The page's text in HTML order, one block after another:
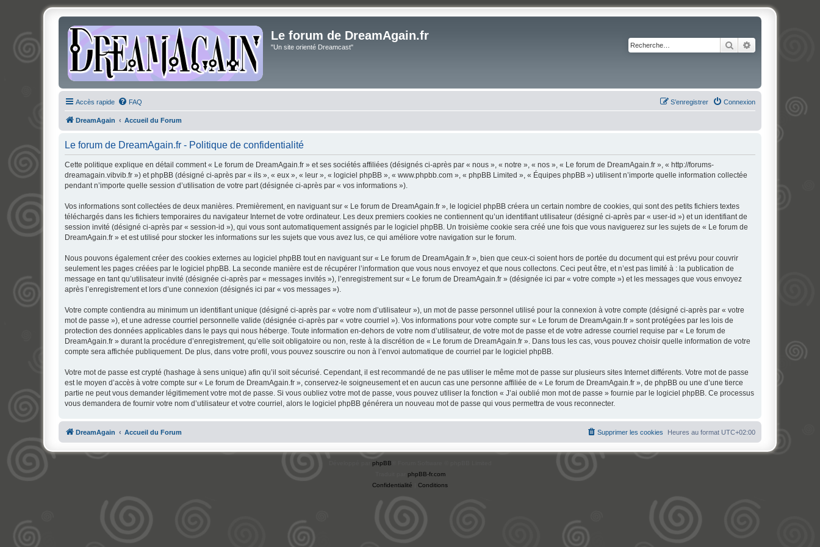
Le forum de DreamAgain.fr
"Un site orienté Dreamcast" Rechercher
Accès rapide FAQ Connexion
S’enregistrer
DreamAgain Accueil du Forum
Le forum de DreamAgain.fr - Politique de confidentialité
Cette politique explique en détail comment « Le forum de DreamAgain.fr » et ses sociétés affiliées (désignés ci-après par « nous », « notre », « nos », « Le forum de DreamAgain.fr », « http://forums-
dreamagain.vibvib.fr ») et phpBB (désigné ci-après par « ils », « eux », « leur », « logiciel phpBB », « www.phpbb.com », « phpBB Limited », « Équipes phpBB ») utilisent n’importe quelle information collectée
pendant n’importe quelle session d’utilisation de votre part (désignée ci-après par « vos informations »).
Vos informations sont collectées de deux manières. Premièrement, en naviguant sur « Le forum de DreamAgain.fr », le logiciel phpBB créera un certain nombre de cookies, qui sont des petits fichiers textes
téléchargés dans les fichiers temporaires du navigateur Internet de votre ordinateur. Les deux premiers cookies ne contiennent qu’un identifiant utilisateur (désigné ci-après par « user-id ») et un identifiant de
session invité (désigné ci-après par « session-id »), qui vous sont automatiquement assignés par le logiciel phpBB. Un troisième cookie sera créé une fois que vous naviguerez sur les sujets de « Le forum de
DreamAgain.fr » et est utilisé pour stocker les informations sur les sujets que vous avez lus, ce qui améliore votre navigation sur le forum.
Nous pouvons également créer des cookies externes au logiciel phpBB tout en naviguant sur « Le forum de DreamAgain.fr », bien que ceux-ci soient hors de portée du document qui est prévu pour couvrir
seulement les pages créées par le logiciel phpBB. La seconde manière est de récupérer l’information que vous nous envoyez et que nous collectons. Ceci peut être, et n’est pas limité à : la publication de
message en tant qu’utilisateur invité (désignée ci-après par « messages invités »), l’enregistrement sur « Le forum de DreamAgain.fr » (désignée ici par « votre compte ») et les messages que vous envoyez
après l’enregistrement et lors d’une connexion (désignés ici par « vos messages »).
Votre compte contiendra au minimum un identifiant unique (désigné ci-après par « votre nom d’utilisateur »), un mot de passe personnel utilisé pour la connexion à votre compte (désigné ci-après par « votre
mot de passe »), et une adresse courriel personnelle valide (désignée ci-après par « votre courriel »). Vos informations pour votre compte sur « Le forum de DreamAgain.fr » sont protégées par les lois de
protection des données applicables dans le pays qui nous héberge. Toute information en-dehors de votre nom d’utilisateur, de votre mot de passe et de votre adresse courriel requise par « Le forum de
DreamAgain.fr » durant la procédure d’enregistrement, qu’elle soit obligatoire ou non, reste à la discrétion de « Le forum de DreamAgain.fr ». Dans tous les cas, vous pouvez choisir quelle information de votre
compte sera affichée publiquement. De plus, dans votre profil, vous pouvez souscrire ou non à l’envoi automatique de courriel par le logiciel phpBB.
Votre mot de passe est crypté (hashage à sens unique) afin qu’il soit sécurisé. Cependant, il est recommandé de ne pas utiliser le même mot de passe sur plusieurs sites Internet différents. Votre mot de passe
est le moyen d’accès à votre compte sur « Le forum de DreamAgain.fr », conservez-le soigneusement et en aucun cas une personne affiliée de « Le forum de DreamAgain.fr », de phpBB ou une d’une tierce
partie ne peut vous demander légitimement votre mot de passe. Si vous oubliez votre mot de passe, vous pouvez utiliser la fonction « J’ai oublié mon mot de passe » fournie par le logiciel phpBB. Ce processus
vous demandera de fournir votre nom d’utilisateur et votre courriel, alors le logiciel phpBB générera un nouveau mot de passe qui vous permettra de vous reconnecter.
DreamAgain Accueil du Forum Heures au format UTC+02:00
Supprimer les cookies
phpBB
phpBB-fr.com
Confidentialité
Conditions